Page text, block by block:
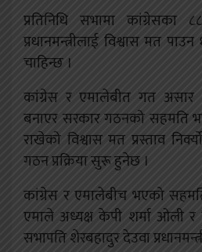
प्रतिनिधि सभामा
प्रधानमन्त्रीलाई विश्वास मत
चाहिन्छ ।
कांग्रेस र एमालेबीत गत
बनाएर सरकार गठनको सहमति
राखेको विश्वास मत प्रस्ताव
गठन प्रक्रिया सुरू हुनेछ ।
कांग्रेस र एमालेबीच भएको
एमाले अध्यक्ष केपी शर्मा ओली र
सभापति शेरबहादुर देउवा